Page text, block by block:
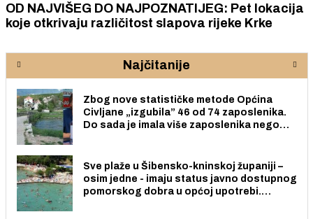
OD NAJVIŠEG DO NAJPOZNATIJEG: Pet lokacija
koje otkrivaju različitost slapova rijeke Krke
Najčitanije
Zbog nove statističke metode Općina
Civljane „izgubila” 46 od 74 zaposlenika.
Do sada je imala više zaposlenika nego
Sve plaže u Šibensko-kninskoj županiji –
osim jedne - imaju status javno dostupnog
pomorskog dobra u općoj upotrebi.